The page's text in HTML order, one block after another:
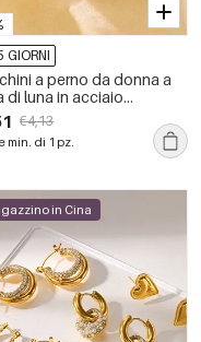
GIORNI
a perno da donna a
di luna in acciaio
impermeabili, color
€4,13
min. di 1 pz.
in Cina